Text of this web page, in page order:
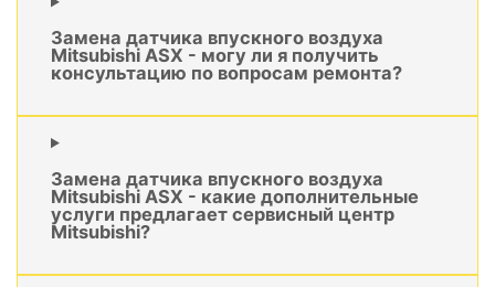
Замена датчика впускного воздуха
Mitsubishi ASX - могу ли я получить
консультацию по вопросам ремонта?
Замена датчика впускного воздуха
Mitsubishi ASX - какие дополнительные
услуги предлагает сервисный центр
Mitsubishi?